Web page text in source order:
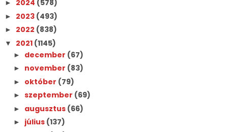
► 2024 (578)
► 2023 (493)
► 2022 (838)
▼ 2021 (1145)
► december (67)
► november (83)
► október (79)
► szeptember (69)
► augusztus (66)
► július (137)